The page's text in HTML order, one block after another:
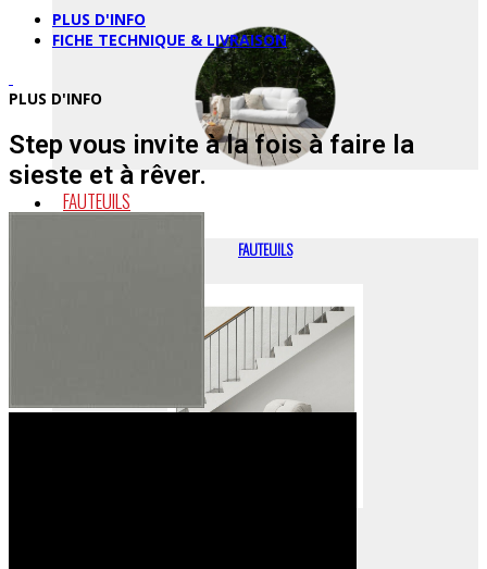
FAUTEUILS
FAUTEUILS
PLUS D'INFO
FICHE TECHNIQUE & LIVRAISON
PLUS D'INFO
Step vous invite à la fois à faire la
sieste et à rêver.